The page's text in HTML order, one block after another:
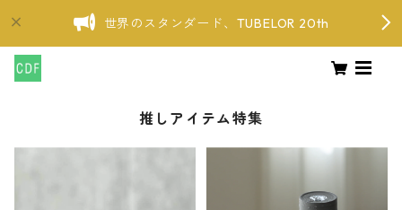
世界のスタンダード、TUBELOR 20th
推しアイテム特集